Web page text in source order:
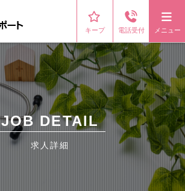
キープ 電話受付 メニュー
JOB DETAIL
求人詳細